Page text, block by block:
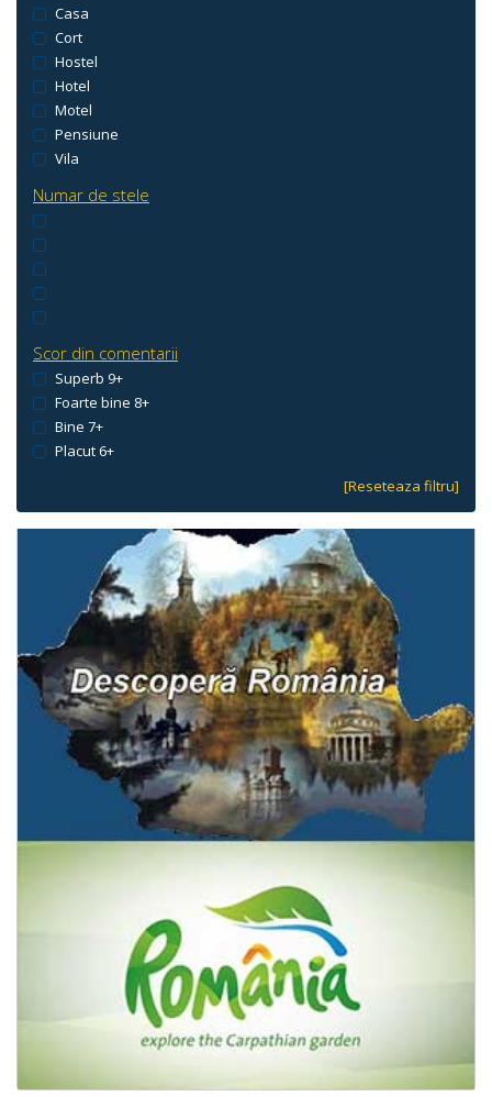
Casa
Cort
Hostel
Hotel
Motel
Pensiune
Vila
Numar de stele
Scor din comentarii
Superb 9+
Foarte bine 8+
Bine 7+
Placut 6+
[Reseteaza filtru]